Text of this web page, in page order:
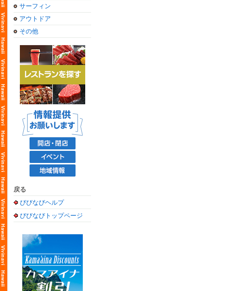
サーフィン
アウトドア
その他
戻る
びびなびヘルプ
びびなびトップページ